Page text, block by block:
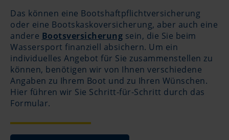
Das können eine Bootshaftpflichtversicherung
oder eine Bootskaskoversicherung, aber auch eine
andere Bootsversicherung sein, die Sie beim
Wassersport finanziell absichern. Um ein
individuelles Angebot für Sie zusammenstellen zu
können, benötigen wir von Ihnen verschiedene
Angaben zu Ihrem Boot und zu Ihren Wünschen.
Hier führen wir Sie Schritt-für-Schritt durch das
Formular.